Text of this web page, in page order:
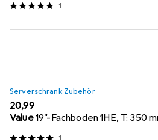
1
Serverschrank Zubehör
EUR
20,99
Value19"-Fachboden 1HE, T: 350
1